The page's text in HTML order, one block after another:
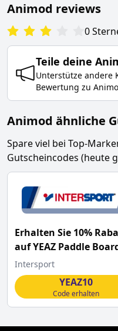
Animod reviews
0
Teile deine
Unterstütze andere
Bewertung zu
Animod ähnliche
Spare viel bei Top-
Gutscheincodes (heute
Erhalten Sie 10%
auf YEAZ Paddle
bei Intersport mit
Code
Intersport
YEAZ10
Code erhalten